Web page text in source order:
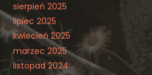
sierpień 2025
lipiec 2025
kwiecień 2025
marzec 2025
listopad 2024